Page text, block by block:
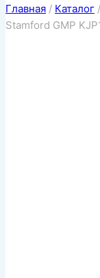
Главная / Каталог /
Stamford GMP